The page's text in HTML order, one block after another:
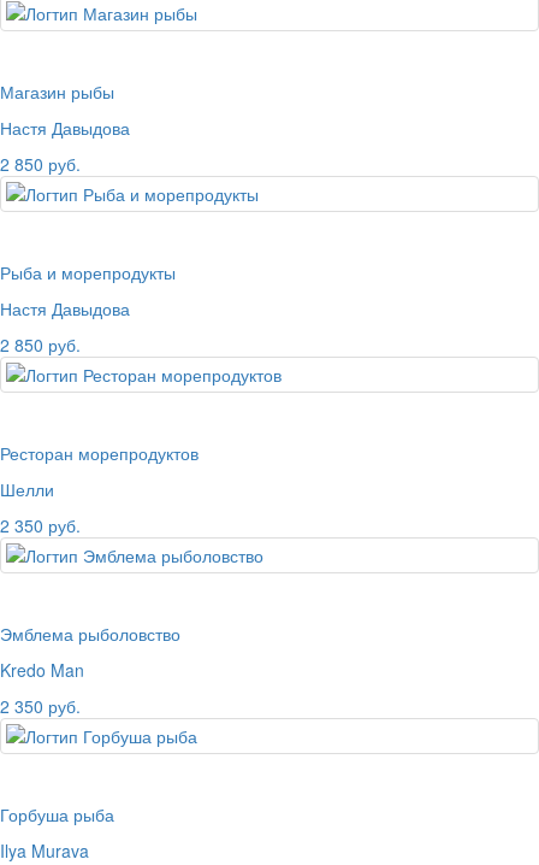
Магазин рыбы
Настя Давыдова
2 850 руб.
Рыба и морепродукты
Настя Давыдова
2 850 руб.
Ресторан морепродуктов
Шелли
2 350 руб.
Эмблема рыболовство
Kredo Man
2 350 руб.
Горбуша рыба
Ilya Murava